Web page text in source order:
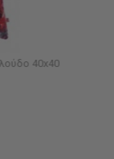
40x40